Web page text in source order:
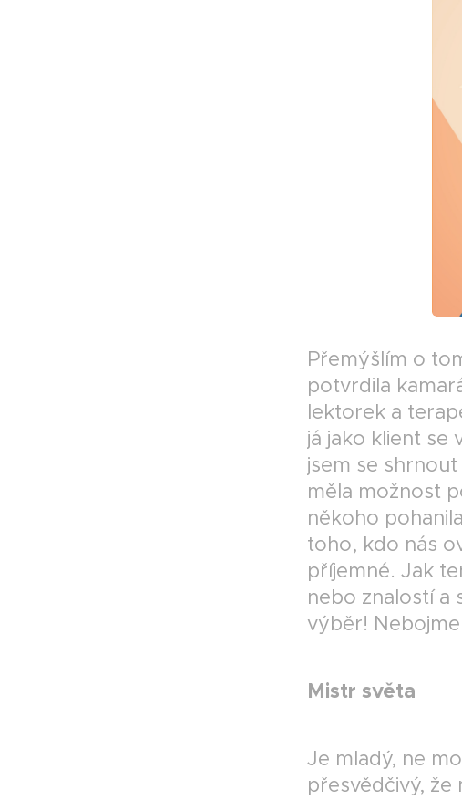
Přemýšlím o
potvrdila
lektorek a
já jako klient se
jsem se
měla možnost
někoho
toho, kdo nás
příjemné. Jak
nebo znalostí a
výběr!
Mistr světa
Je mladý, ne
přesvědčivý,